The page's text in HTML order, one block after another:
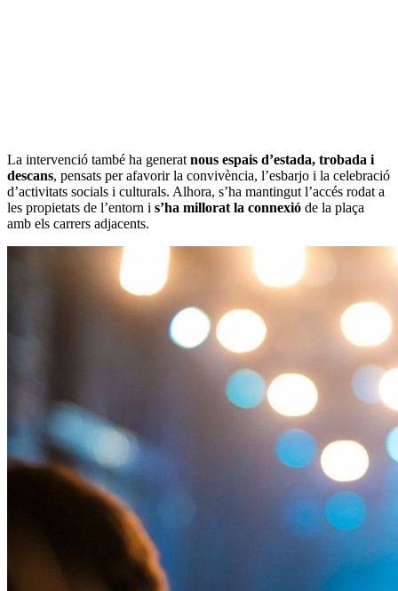
La intervenció també ha generatnous espais d’estada, trobada i
descans, pensats per afavorir la convivència, l’esbarjo i la celebració
d’activitats socials i culturals. Alhora, s’ha mantingut l’accés rodat a
les propietats de l’entorn i s’ha millorat la connexió de la plaça
amb els carrers adjacents.